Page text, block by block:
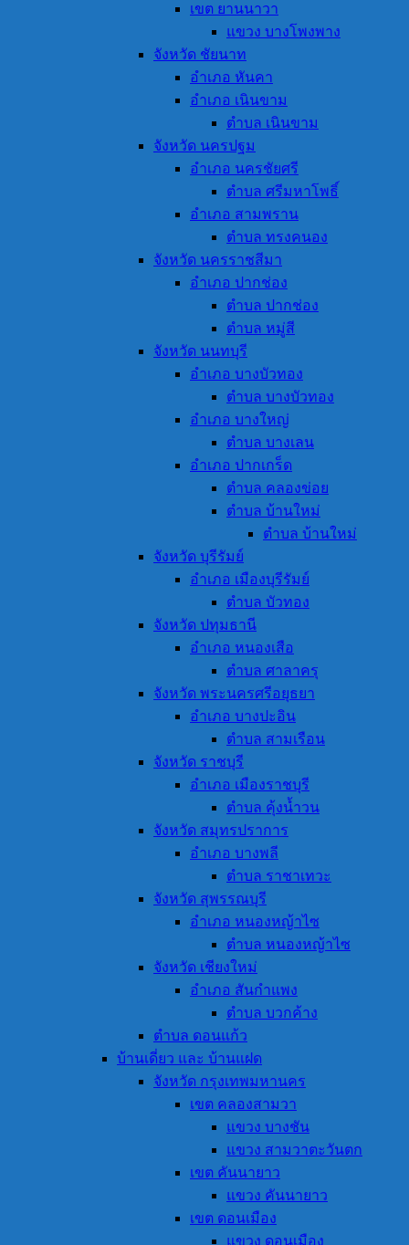
เขต ยานนาวา
แขวง บางโพงพาง
จังหวัด ชัยนาท
อำเภอ หันคา
อำเภอ เนินขาม
ตำบล เนินขาม
จังหวัด นครปฐม
อำเภอ นครชัยศรี
ตำบล ศรีมหาโพธิ์
อำเภอ สามพราน
ตำบล ทรงคนอง
จังหวัด นครราชสีมา
อำเภอ ปากช่อง
ตำบล ปากช่อง
ตำบล หมู่สี
จังหวัด นนทบุรี
อำเภอ บางบัวทอง
ตำบล บางบัวทอง
อำเภอ บางใหญ่
ตำบล บางเลน
อำเภอ ปากเกร็ด
ตำบล คลองข่อย
ตำบล บ้านใหม่
ตำบล บ้านใหม่
จังหวัด บุรีรัมย์
อำเภอ เมืองบุรีรัมย์
ตำบล บัวทอง
จังหวัด ปทุมธานี
อำเภอ หนองเสือ
ตำบล ศาลาครุ
จังหวัด พระนครศรีอยุธยา
อำเภอ บางปะอิน
ตำบล สามเรือน
จังหวัด ราชบุรี
อำเภอ เมืองราชบุรี
ตำบล คุ้งน้ำวน
จังหวัด สมุทรปราการ
อำเภอ บางพลี
ตำบล ราชาเทวะ
จังหวัด สุพรรณบุรี
อำเภอ หนองหญ้าไซ
ตำบล หนองหญ้าไซ
จังหวัด เชียงใหม่
อำเภอ สันกำแพง
ตำบล บวกค้าง
ตำบล ดอนแก้ว
บ้านเดี่ยว และ บ้านแฝด
จังหวัด กรุงเทพมหานคร
เขต คลองสามวา
แขวง บางชัน
แขวง สามวาตะวันตก
เขต คันนายาว
แขวง คันนายาว
เขต ดอนเมือง
แขวง ดอนเมือง